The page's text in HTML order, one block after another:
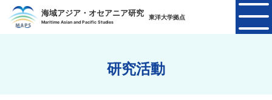
海域アジア・オセアニア研究
Maritime Asian and Pacific Studies
東洋大学拠点
研究活動